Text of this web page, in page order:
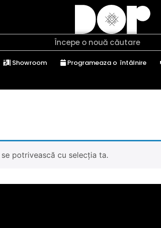
Showroom Programeaza o întâlnire
potrivească cu selecția ta.